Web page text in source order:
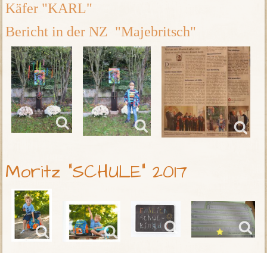
Käfer "KARL"
Bericht in der NZ "Majebritsch"
Moritz "SCHULE" 2017